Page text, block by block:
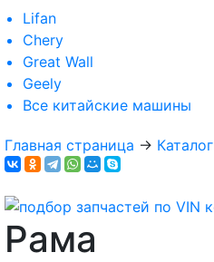
Lifan
Chery
Great Wall
Geely
Все китайские машины
Главная страница → Каталог
Рама